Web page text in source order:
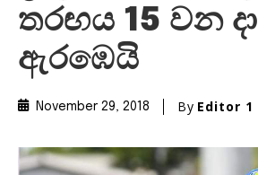
තරඟය 15 වන දා
ඇරඹෙයි
November 29, 2018 By Editor 1